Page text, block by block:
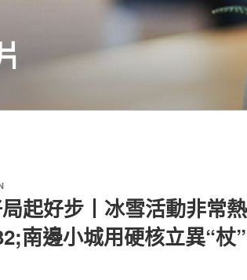
起好步丨冰雪活動非常
南邊小城用硬核立異“杖